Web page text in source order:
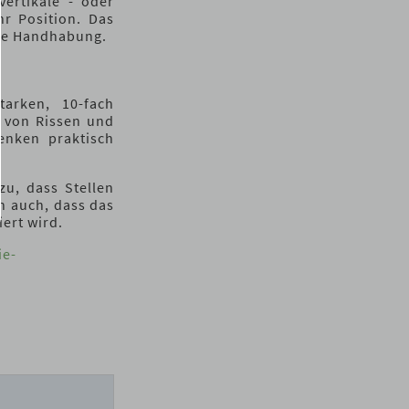
Position. Das
Handhabung.
10-fach
Rissen und
praktisch
dass Stellen
auch, dass das
wird.